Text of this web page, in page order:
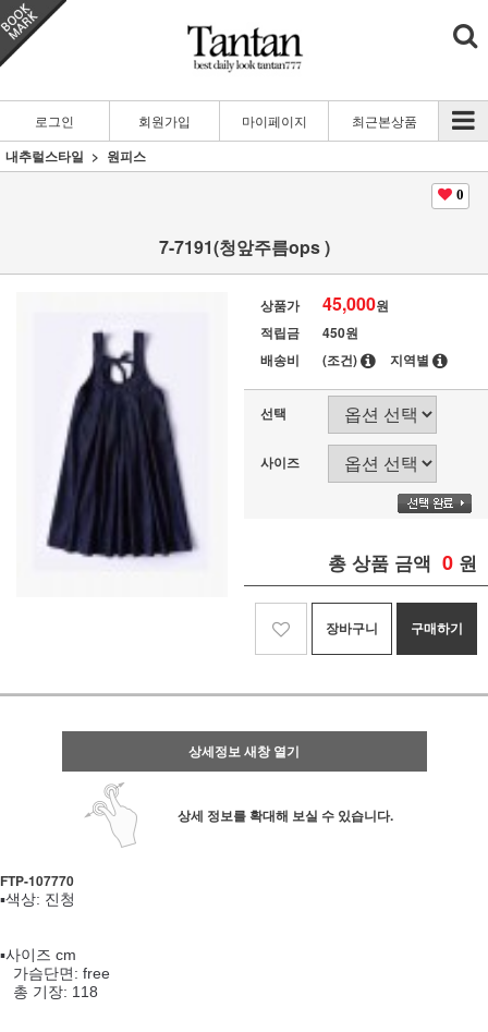
로그인 회원가입 마이페이지 최근본상품
내추럴스타일 원피스
0
7-7191(청앞주름ops )
상품가 45,000원
적립금
450원
배송비
(조건) 지역별
선택
사이즈
총 상품 금액 0 원
장바구니 구매하기
상세정보 새창 열기
상세 정보를 확대해 보실 수 있습니다.
FTP- 107770
▪️색상: 진청
▪️사이즈 cm
가슴단면: free
총 기장: 118